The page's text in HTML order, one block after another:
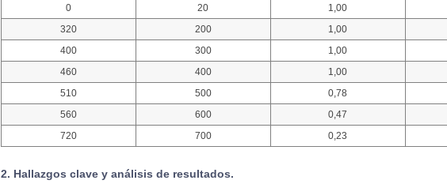
0
20 1,00
320
200 1,00
400
300 1,00
460
400 1,00
510
500 0,78
560
600 0,47
720
700 0,23
2. Hallazgos clave y análisis de resultados.